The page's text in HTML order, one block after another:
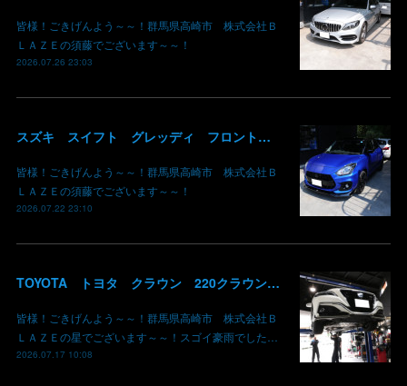
皆様！ごきげんよう～～！群馬県高崎市 株式会社Ｂ
ＬＡＺＥの須藤でございます～～！
2026.07.26 23:03
スズキ スイフト グレッディ フロントリップスポイラー リアウイング 塗装 カーボン クリア 持込み部品 取り付け 群馬 高崎
皆様！ごきげんよう～～！群馬県高崎市 株式会社Ｂ
ＬＡＺＥの須藤でございます～～！
2026.07.22 23:10
TOYOTA トヨタ クラウン 220クラウン 持ち込みマフラー交換 群馬県高崎市 株式会社BLAZE
皆様！ごきげんよう～～！群馬県高崎市 株式会社Ｂ
ＬＡＺＥの星でございます～～！スゴイ豪雨でした…
2026.07.17 10:08